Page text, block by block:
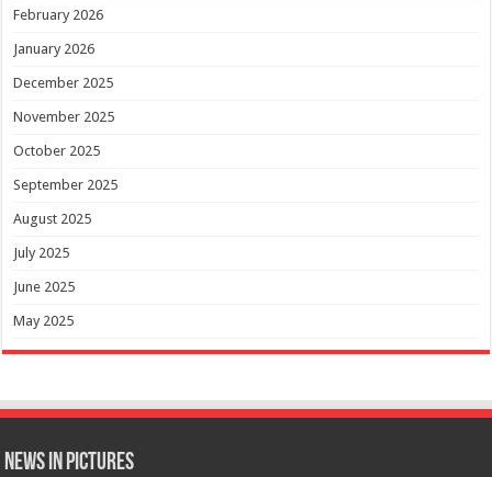
February 2026
January 2026
December 2025
November 2025
October 2025
September 2025
August 2025
July 2025
June 2025
May 2025
News in Pictures